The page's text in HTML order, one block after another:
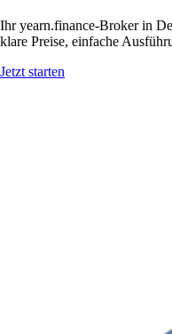
Ihr yearn.finance-Broker in
klare Preise, einfache
Jetzt starten